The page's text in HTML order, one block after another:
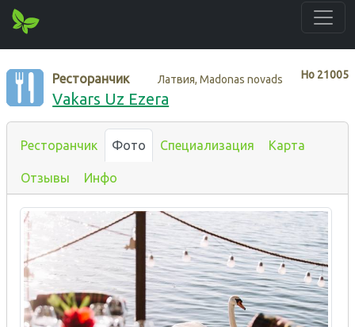
Нo 21005
Ресторанчик Латвия, Madonas novads
Vakars Uz Ezera
Ресторанчик Фото Специализация Карта
Отзывы Инфо